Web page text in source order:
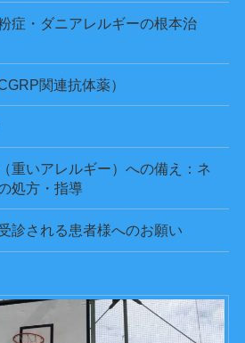
症・ダニアレルギーの根本治
関連抗体薬）
重いアレルギー）への備え：ネ
処方・指導
診される患者様へのお願い